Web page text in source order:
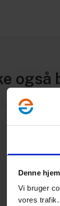
Denne
Vi bruger
vores
også